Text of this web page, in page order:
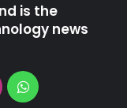
is the
news
WhatsApp